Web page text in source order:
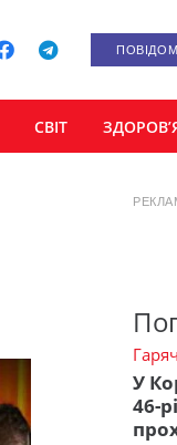
СВІТ
У
46-